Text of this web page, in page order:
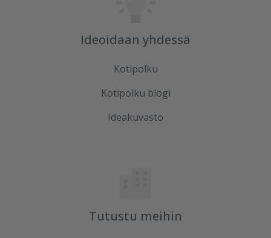
Ideoidaan yhdessä
Kotipolku
Kotipolku blogi
Ideakuvasto
Tutustu meihin